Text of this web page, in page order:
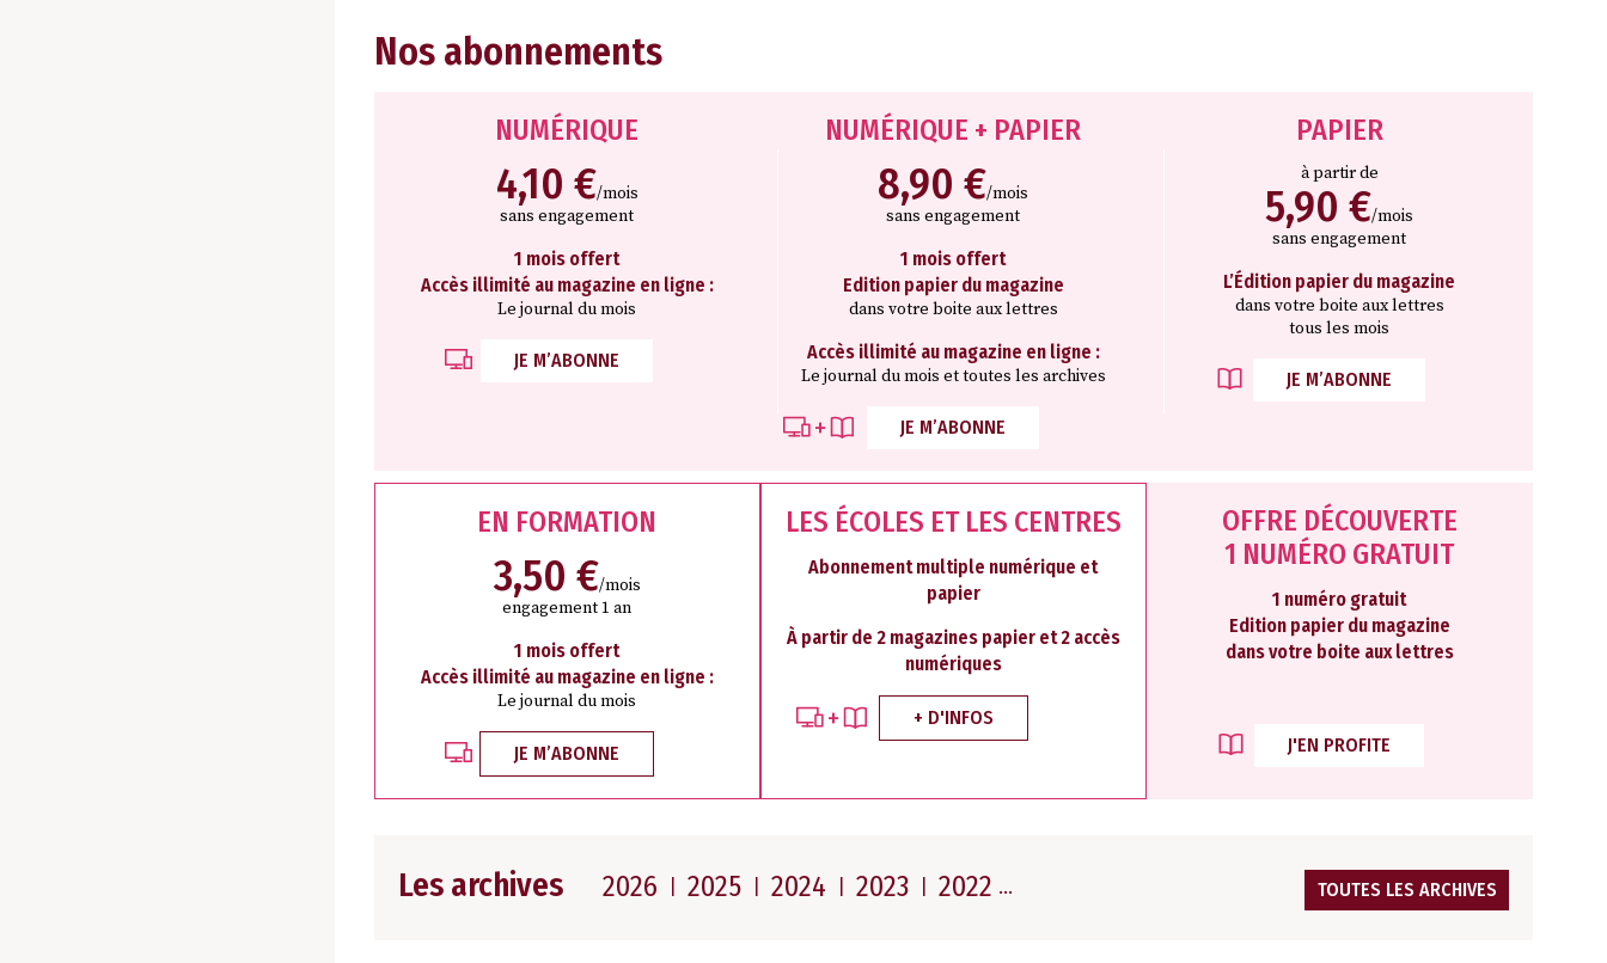
Nos abonnements
NUMÉRIQUE
4,10 €/mois
sans engagement
1 mois offert
Accès illimité au magazine en ligne :
Le journal du mois
JE M’ABONNE
NUMÉRIQUE + PAPIER
8,90 €/mois
sans engagement
1 mois offert
Edition papier du magazine
dans votre boite aux lettres
Accès illimité au magazine en ligne :
Le journal du mois et toutes les archives
JE M’ABONNE
PAPIER
à partir de
5,90 €/mois
sans engagement
L’Édition papier du magazine
dans votre boite aux lettres
tous les mois
JE M’ABONNE
EN FORMATION
3,50 €/mois
engagement 1 an
1 mois offert
Accès illimité au magazine en ligne :
Le journal du mois
JE M’ABONNE
LES ÉCOLES ET LES CENTRES
Abonnement multiple numérique et
papier
À partir de 2 magazines papier et 2 accès
numériques
+ D'INFOS
OFFRE DÉCOUVERTE
1 NUMÉRO GRATUIT
1 numéro gratuit
Edition papier du magazine
dans votre boite aux lettres
J'EN PROFITE
Les archives 2026 2025 2024 2023 2022 TOUTES LES ARCHIVES